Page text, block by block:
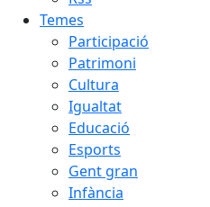
Temes
Participació
Patrimoni
Cultura
Igualtat
Educació
Esports
Gent gran
Infància